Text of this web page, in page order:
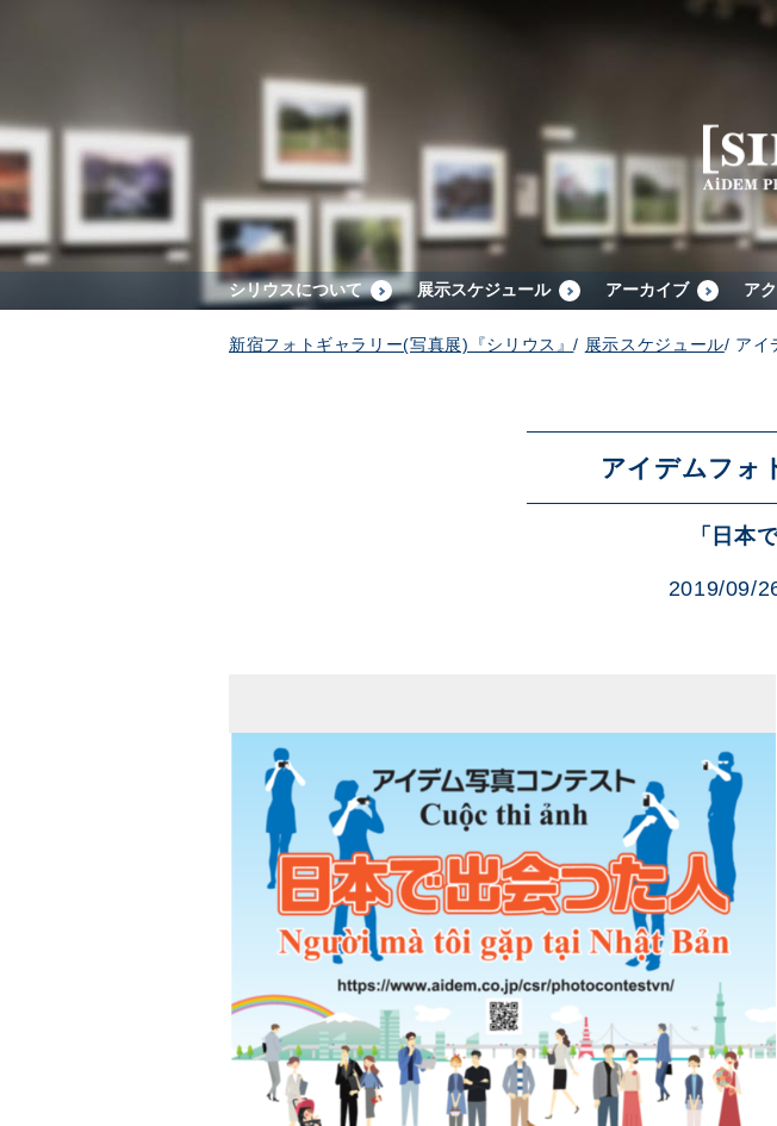
シリウスについて 展示スケジュール アーカイブ ア
新宿フォトギャラリー(写真展)『シリウス』/ 展示スケジュール/ アイ
アイデムフォ
「日本
2019/09/
展示スケジュール
アーカイブ
展示のお申し込み